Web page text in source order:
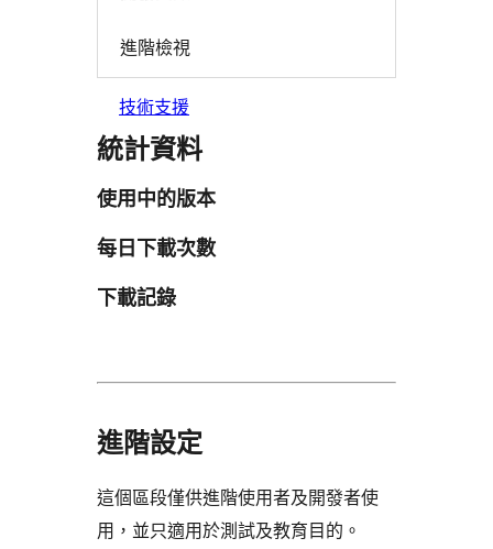
進階檢視
技術支援
統計資料
使用中的版本
每日下載次數
下載記錄
進階設定
這個區段僅供進階使用者及開發者使
用，並只適用於測試及教育目的。